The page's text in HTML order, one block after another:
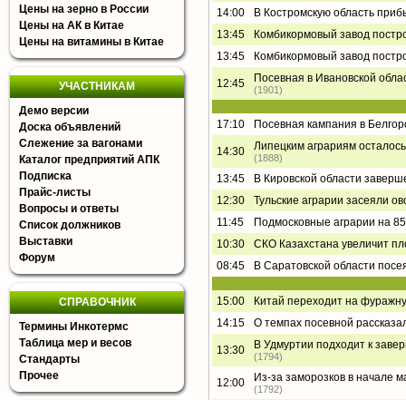
Цены на зерно в России
Цены на АК в Китае
Цены на витамины в Китае
УЧАСТНИКАМ
Демо версии
Доска объявлений
Слежение за вагонами
Каталог предприятий АПК
Подписка
Прайс-листы
Вопросы и ответы
Список должников
Выставки
Форум
СПРАВОЧНИК
Термины Инкотермс
Таблица мер и весов
Стандарты
Прочее
14:00
В Костромскую область
13:45
Комбикормовый завод
13:45
Комбикормовый завод
12:45 Посевная в Ивановской
(1901)
17:10 Посевная кампания в
14:30 Липецким аграриям
(1888)
13:45
В Кировской области
12:30
Тульские аграрии засеяли
11:45
Подмосковные аграрии на
10:30
СКО Казахстана увеличит
08:45
В Саратовской области
15:00
Китай переходит на
14:15
О темпах посевной
13:30 В Удмуртии подходит к
(1794)
12:00 Из-за заморозков в начале
(1792)